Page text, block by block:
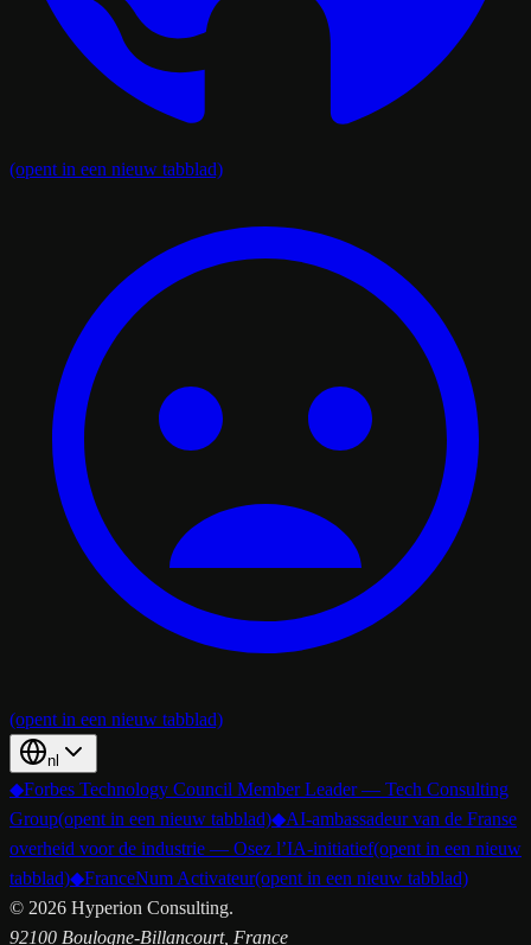
(opent in een nieuw tabblad)
(opent in een nieuw tabblad)
nl
◆Forbes Technology Council Member Leader — Tech Consulting
Group(opent in een nieuw tabblad)◆AI-ambassadeur van de Franse
overheid voor de industrie — Osez l’IA-initiatief(opent in een nieuw
tabblad)◆FranceNum Activateur(opent in een nieuw tabblad)
© 2026 Hyperion Consulting.
92100 Boulogne-Billancourt, France